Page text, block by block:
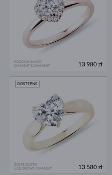
RÓŻOWE ZŁOTO
DIAMENT & DIAMENT
13 980 zł
ŻÓŁTE ZŁOTO
LAB GROWN DIAMENT
DOSTĘPNE
13 580 zł